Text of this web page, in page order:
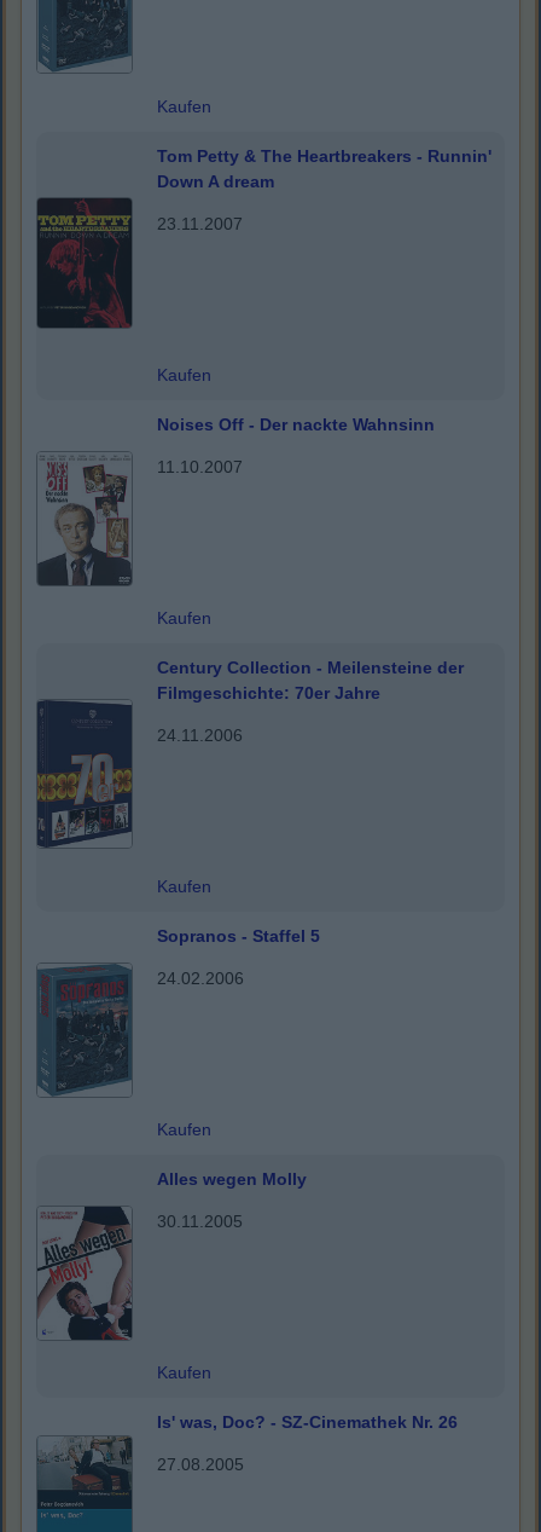
Kaufen
Tom Petty & The Heartbreakers - Runnin'
Down A dream
23.11.2007
Kaufen
Noises Off - Der nackte Wahnsinn
11.10.2007
Kaufen
Century Collection - Meilensteine der
Filmgeschichte: 70er Jahre
24.11.2006
Kaufen
Sopranos - Staffel 5
24.02.2006
Kaufen
Alles wegen Molly
30.11.2005
Kaufen
Is' was, Doc? - SZ-Cinemathek Nr. 26
27.08.2005